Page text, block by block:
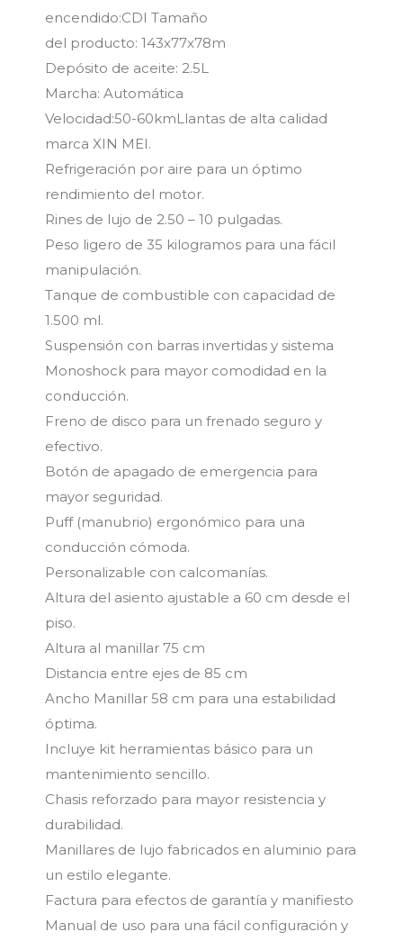
encendido:CDI Tamaño
del producto: 143x77x78m
Depósito de aceite: 2.5L
Marcha: Automática
Velocidad:50-60kmLlantas de alta calidad
marca XIN MEI.
Refrigeración por aire para un óptimo
rendimiento del motor.
Rines de lujo de 2.50 – 10 pulgadas.
Peso ligero de 35 kilogramos para una fácil
manipulación.
Tanque de combustible con capacidad de
1.500 ml.
Suspensión con barras invertidas y sistema
Monoshock para mayor comodidad en la
conducción.
Freno de disco para un frenado seguro y
efectivo.
Botón de apagado de emergencia para
mayor seguridad.
Puff (manubrio) ergonómico para una
conducción cómoda.
Personalizable con calcomanías.
Altura del asiento ajustable a 60 cm desde el
piso.
Altura al manillar 75 cm
Distancia entre ejes de 85 cm
Ancho Manillar 58 cm para una estabilidad
óptima.
Incluye kit herramientas básico para un
mantenimiento sencillo.
Chasis reforzado para mayor resistencia y
durabilidad.
Manillares de lujo fabricados en aluminio para
un estilo elegante.
Factura para efectos de garantía y manifiesto
Manual de uso para una fácil configuración y